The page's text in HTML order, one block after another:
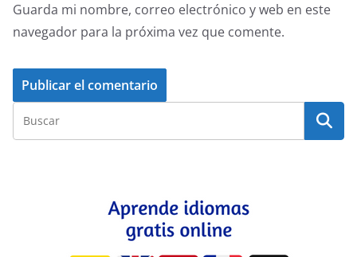
Guarda mi nombre, correo electrónico y web en este
navegador para la próxima vez que comente.